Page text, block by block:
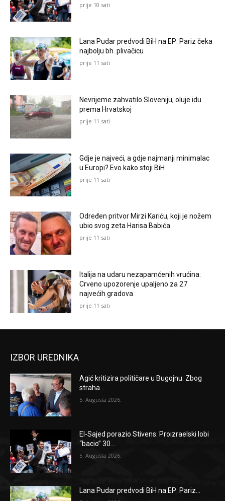
prije 10 sati
Lana Pudar predvodi BiH na EP: Pariz čeka
najbolju bh. plivačicu
prije 11 sati
Nevrijeme zahvatilo Sloveniju, oluje idu
prema Hrvatskoj
prije 11 sati
Gdje je najveći, a gdje najmanji minimalac
u Europi? Evo kako stoji BiH
prije 11 sati
Određen pritvor Mirzi Kariću, koji je nožem
ubio svog zeta Harisa Babića
prije 11 sati
Italija na udaru nezapamćenih vrućina:
Crveno upozorenje upaljeno za 27
najvećih gradova
prije 11 sati
IZBOR UREDNIKA
Agić kritizira političare u Bugojnu: Zbog
straha...
5. Augusta 2026.
El-Sajed porazio Stivens: Proizraelski lobi
“bacio” 30...
5. Augusta 2026.
Lana Pudar predvodi BiH na EP: Pariz...